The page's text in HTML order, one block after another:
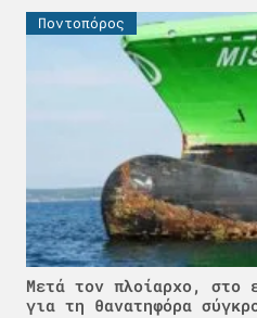
Ποντοπόρος
Μετά τον πλοίαρχο, στο
για τη θανατηφόρα